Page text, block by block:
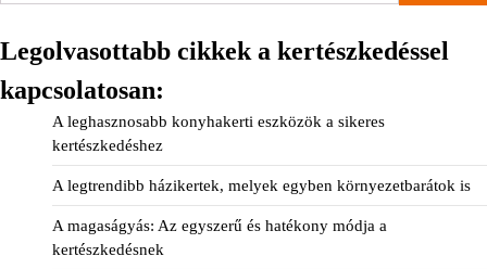
Legolvasottabb cikkek a kertészkedéssel
kapcsolatosan:
A leghasznosabb konyhakerti eszközök a sikeres
kertészkedéshez
A legtrendibb házikertek, melyek egyben környezetbarátok is
A magaságyás: Az egyszerű és hatékony módja a
kertészkedésnek